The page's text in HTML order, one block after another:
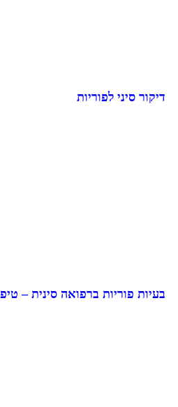
דיקור סיני לפוריות
בעיות פוריות ברפואה סינית –